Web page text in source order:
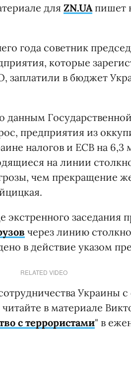
для ZN.UAпишет
года советник
которые
заплатили в бюджет
данным
предприятия из
налогов и ЕСВ на
на линии
чем прекращение
заседания
через линию
в действие указом
RELATED VIDEO
Украины
в материале
с террористами" в